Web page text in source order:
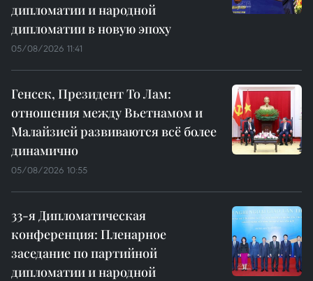
дипломатии и народной
дипломатии в новую эпоху
05/08/2026 11:41
Генсек, Президент То Лам:
отношения между Вьетнамом и
Малайзией развиваются всё более
динамично
05/08/2026 10:55
33-я Дипломатическая
конференция: Пленарное
заседание по партийной
дипломатии и народной